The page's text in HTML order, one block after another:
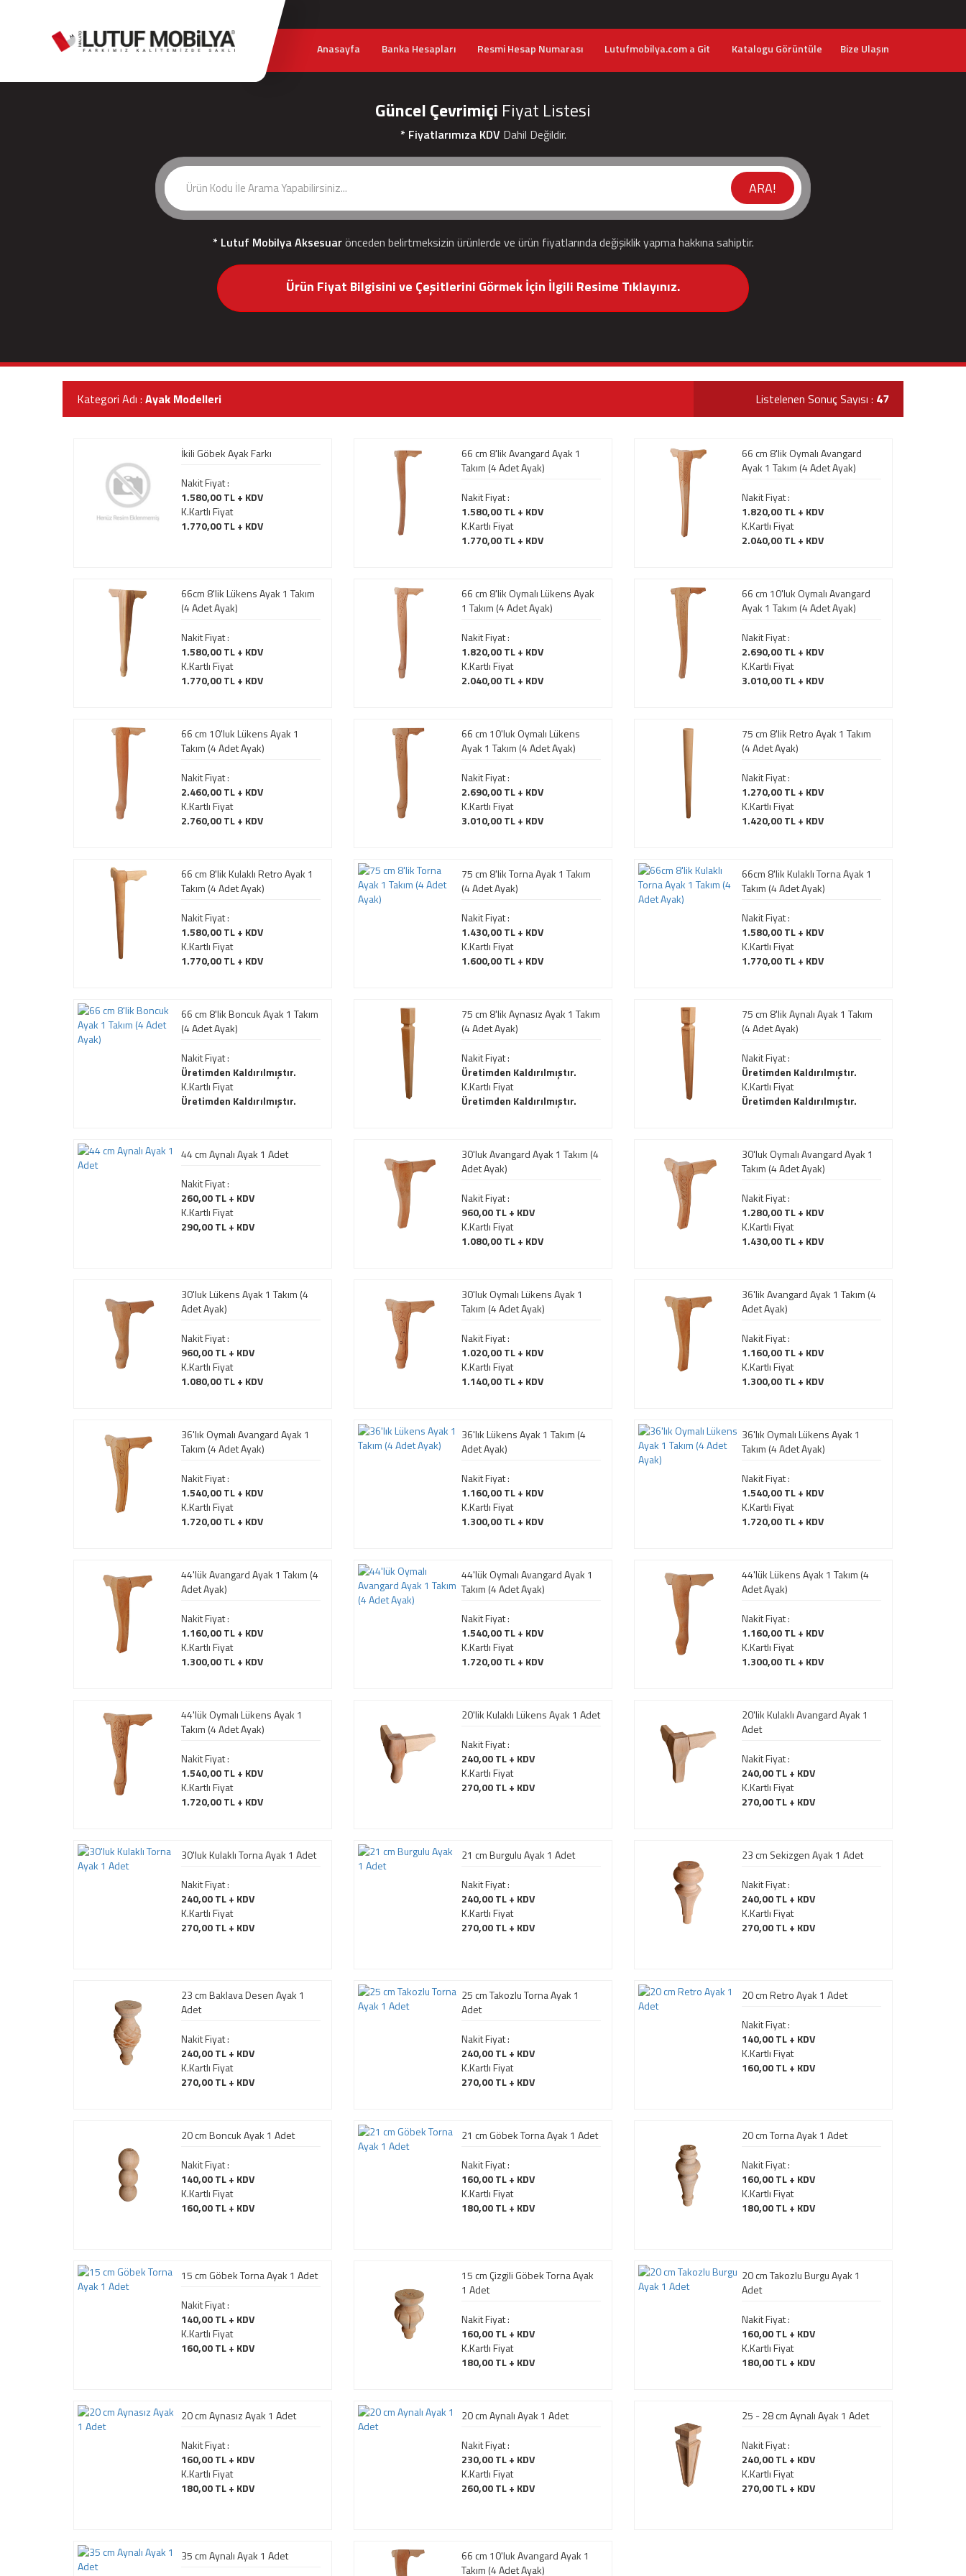
Anasayfa Banka Hesapları Resmi Hesap Numarası Lutufmobilya.com a Git Katalogu Görüntüle Bize Ulaşın
Güncel Çevrimiçi Fiyat Listesi
* Fiyatlarımıza KDV Dahil Değildir.
ARA!
* Lutuf Mobilya Aksesuarönceden belirtmeksizin ürünlerde ve ürün fiyatlarında değişiklik yapma hakkına sahiptir.
Ürün Fiyat Bilgisini ve Çeşitlerini Görmek İçin İlgili Resime Tıklayınız.
Kategori Adı : Ayak Modelleri Listelenen Sonuç Sayısı : 47
İkili Göbek Ayak Farkı
Nakit Fiyat :
1.580,00 TL + KDV
K.Kartlı Fiyat
1.770,00 TL + KDV
66 cm 8'lik Avangard Ayak 1
Takım (4 Adet Ayak)
Nakit Fiyat :
1.580,00 TL + KDV
K.Kartlı Fiyat
1.770,00 TL + KDV
66 cm 8'lik Oymalı Avangard
Ayak 1 Takım (4 Adet Ayak)
Nakit Fiyat :
1.820,00 TL + KDV
K.Kartlı Fiyat
2.040,00 TL + KDV
66cm 8'lik Lükens Ayak 1 Takım
(4 Adet Ayak)
Nakit Fiyat :
1.580,00 TL + KDV
K.Kartlı Fiyat
1.770,00 TL + KDV
66 cm 8'lik Oymalı Lükens Ayak
1 Takım (4 Adet Ayak)
Nakit Fiyat :
1.820,00 TL + KDV
K.Kartlı Fiyat
2.040,00 TL + KDV
66 cm 10'luk Oymalı Avangard
Ayak 1 Takım (4 Adet Ayak)
Nakit Fiyat :
2.690,00 TL + KDV
K.Kartlı Fiyat
3.010,00 TL + KDV
66 cm 10'luk Lükens Ayak 1
Takım (4 Adet Ayak)
Nakit Fiyat :
2.460,00 TL + KDV
K.Kartlı Fiyat
2.760,00 TL + KDV
66 cm 10'luk Oymalı Lükens
Ayak 1 Takım (4 Adet Ayak)
Nakit Fiyat :
2.690,00 TL + KDV
K.Kartlı Fiyat
3.010,00 TL + KDV
75 cm 8'lik Retro Ayak 1 Takım
(4 Adet Ayak)
Nakit Fiyat :
1.270,00 TL + KDV
K.Kartlı Fiyat
1.420,00 TL + KDV
66 cm 8'lik Kulaklı Retro Ayak 1
Takım (4 Adet Ayak)
Nakit Fiyat :
1.580,00 TL + KDV
K.Kartlı Fiyat
1.770,00 TL + KDV
75 cm 8'lik Torna Ayak 1 Takım
(4 Adet Ayak)
Nakit Fiyat :
1.430,00 TL + KDV
K.Kartlı Fiyat
1.600,00 TL + KDV
66cm 8'lik Kulaklı Torna Ayak 1
Takım (4 Adet Ayak)
Nakit Fiyat :
1.580,00 TL + KDV
K.Kartlı Fiyat
1.770,00 TL + KDV
66 cm 8'lik Boncuk Ayak 1 Takım
(4 Adet Ayak)
Nakit Fiyat :
Üretimden Kaldırılmıştır.
K.Kartlı Fiyat
Üretimden Kaldırılmıştır.
75 cm 8'lik Aynasız Ayak 1 Takım
(4 Adet Ayak)
Nakit Fiyat :
Üretimden Kaldırılmıştır.
K.Kartlı Fiyat
Üretimden Kaldırılmıştır.
75 cm 8'lik Aynalı Ayak 1 Takım
(4 Adet Ayak)
Nakit Fiyat :
Üretimden Kaldırılmıştır.
K.Kartlı Fiyat
Üretimden Kaldırılmıştır.
44 cm Aynalı Ayak 1 Adet
Nakit Fiyat :
260,00 TL + KDV
K.Kartlı Fiyat
290,00 TL + KDV
30'luk Avangard Ayak 1 Takım (4
Adet Ayak)
Nakit Fiyat :
960,00 TL + KDV
K.Kartlı Fiyat
1.080,00 TL + KDV
30'luk Oymalı Avangard Ayak 1
Takım (4 Adet Ayak)
Nakit Fiyat :
1.280,00 TL + KDV
K.Kartlı Fiyat
1.430,00 TL + KDV
30'luk Lükens Ayak 1 Takım (4
Adet Ayak)
Nakit Fiyat :
960,00 TL + KDV
K.Kartlı Fiyat
1.080,00 TL + KDV
30'luk Oymalı Lükens Ayak 1
Takım (4 Adet Ayak)
Nakit Fiyat :
1.020,00 TL + KDV
K.Kartlı Fiyat
1.140,00 TL + KDV
36'lik Avangard Ayak 1 Takım (4
Adet Ayak)
Nakit Fiyat :
1.160,00 TL + KDV
K.Kartlı Fiyat
1.300,00 TL + KDV
36'lık Oymalı Avangard Ayak 1
Takım (4 Adet Ayak)
Nakit Fiyat :
1.540,00 TL + KDV
K.Kartlı Fiyat
1.720,00 TL + KDV
36'lık Lükens Ayak 1 Takım (4
Adet Ayak)
Nakit Fiyat :
1.160,00 TL + KDV
K.Kartlı Fiyat
1.300,00 TL + KDV
36'lık Oymalı Lükens Ayak 1
Takım (4 Adet Ayak)
Nakit Fiyat :
1.540,00 TL + KDV
K.Kartlı Fiyat
1.720,00 TL + KDV
44'lük Avangard Ayak 1 Takım (4
Adet Ayak)
Nakit Fiyat :
1.160,00 TL + KDV
K.Kartlı Fiyat
1.300,00 TL + KDV
44'lük Oymalı Avangard Ayak 1
Takım (4 Adet Ayak)
Nakit Fiyat :
1.540,00 TL + KDV
K.Kartlı Fiyat
1.720,00 TL + KDV
44'lük Lükens Ayak 1 Takım (4
Adet Ayak)
Nakit Fiyat :
1.160,00 TL + KDV
K.Kartlı Fiyat
1.300,00 TL + KDV
44'lük Oymalı Lükens Ayak 1
Takım (4 Adet Ayak)
Nakit Fiyat :
1.540,00 TL + KDV
K.Kartlı Fiyat
1.720,00 TL + KDV
20'lik Kulaklı Lükens Ayak 1 Adet
Nakit Fiyat :
240,00 TL + KDV
K.Kartlı Fiyat
270,00 TL + KDV
20'lik Kulaklı Avangard Ayak 1
Adet
Nakit Fiyat :
240,00 TL + KDV
K.Kartlı Fiyat
270,00 TL + KDV
30'luk Kulaklı Torna Ayak 1 Adet
Nakit Fiyat :
240,00 TL + KDV
K.Kartlı Fiyat
270,00 TL + KDV
21 cm Burgulu Ayak 1 Adet
Nakit Fiyat :
240,00 TL + KDV
K.Kartlı Fiyat
270,00 TL + KDV
23 cm Sekizgen Ayak 1 Adet
Nakit Fiyat :
240,00 TL + KDV
K.Kartlı Fiyat
270,00 TL + KDV
23 cm Baklava Desen Ayak 1
Adet
Nakit Fiyat :
240,00 TL + KDV
K.Kartlı Fiyat
270,00 TL + KDV
25 cm Takozlu Torna Ayak 1
Adet
Nakit Fiyat :
240,00 TL + KDV
K.Kartlı Fiyat
270,00 TL + KDV
20 cm Retro Ayak 1 Adet
Nakit Fiyat :
140,00 TL + KDV
K.Kartlı Fiyat
160,00 TL + KDV
20 cm Boncuk Ayak 1 Adet
Nakit Fiyat :
140,00 TL + KDV
K.Kartlı Fiyat
160,00 TL + KDV
21 cm Göbek Torna Ayak 1 Adet
Nakit Fiyat :
160,00 TL + KDV
K.Kartlı Fiyat
180,00 TL + KDV
20 cm Torna Ayak 1 Adet
Nakit Fiyat :
160,00 TL + KDV
K.Kartlı Fiyat
180,00 TL + KDV
15 cm Göbek Torna Ayak 1 Adet
Nakit Fiyat :
140,00 TL + KDV
K.Kartlı Fiyat
160,00 TL + KDV
15 cm Çizgili Göbek Torna Ayak
1 Adet
Nakit Fiyat :
160,00 TL + KDV
K.Kartlı Fiyat
180,00 TL + KDV
20 cm Takozlu Burgu Ayak 1
Adet
Nakit Fiyat :
160,00 TL + KDV
K.Kartlı Fiyat
180,00 TL + KDV
20 cm Aynasız Ayak 1 Adet
Nakit Fiyat :
160,00 TL + KDV
K.Kartlı Fiyat
180,00 TL + KDV
20 cm Aynalı Ayak 1 Adet
Nakit Fiyat :
230,00 TL + KDV
K.Kartlı Fiyat
260,00 TL + KDV
25 - 28 cm Aynalı Ayak 1 Adet
Nakit Fiyat :
240,00 TL + KDV
K.Kartlı Fiyat
270,00 TL + KDV
35 cm Aynalı Ayak 1 Adet
66 cm 10'luk Avangard Ayak 1
Takım (4 Adet Ayak)